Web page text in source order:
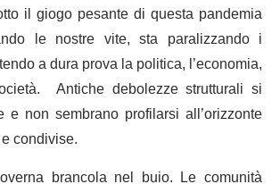
il giogo pesante di questa pandemia
le nostre vite, sta paralizzando i
a dura prova la politica, l’economia,
Antiche debolezze strutturali si
e non sembrano profilarsi all’orizzonte
condivise.